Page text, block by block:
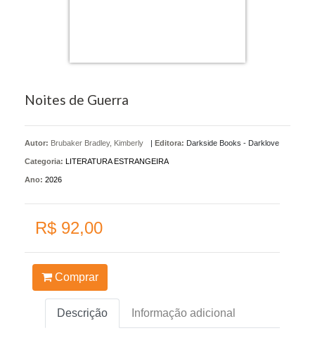
Noites de Guerra
Autor: Brubaker Bradley, Kimberly | Editora: Darkside Books - Darklove
Categoria: LITERATURA ESTRANGEIRA
Ano: 2026
R$ 92,00
Comprar
Descrição Informação adicional